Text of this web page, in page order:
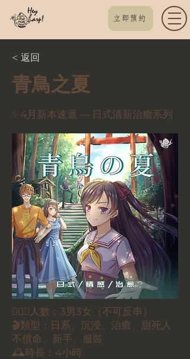
立即預約
< 返回
青鳥之夏
✨4月新本速遞 — 日式清新治癒系列
🕵🏻‍♀️人數：3男3女（不可反串）
🎬類型：日系、沉浸、治癒、甜死人
不償命、新手、服裝
🕰️時長：4小時